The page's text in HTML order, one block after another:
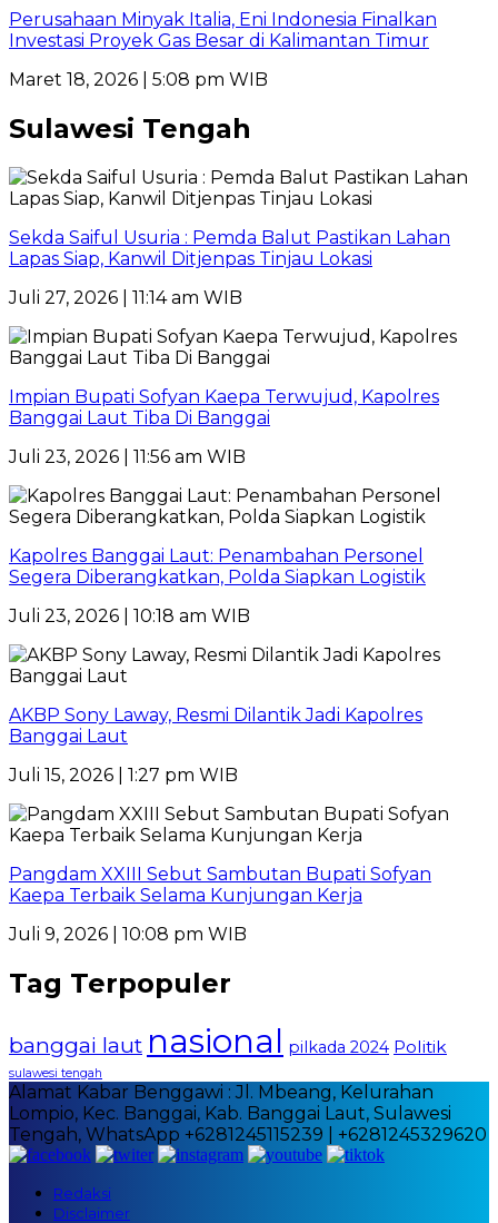
Perusahaan Minyak Italia, Eni Indonesia Finalkan
Investasi Proyek Gas Besar di Kalimantan Timur
Maret 18, 2026 | 5:08 pm WIB
Sulawesi Tengah
Sekda Saiful Usuria : Pemda Balut Pastikan Lahan
Lapas Siap, Kanwil Ditjenpas Tinjau Lokasi
Juli 27, 2026 | 11:14 am WIB
Impian Bupati Sofyan Kaepa Terwujud, Kapolres
Banggai Laut Tiba Di Banggai
Juli 23, 2026 | 11:56 am WIB
Kapolres Banggai Laut: Penambahan Personel
Segera Diberangkatkan, Polda Siapkan Logistik
Juli 23, 2026 | 10:18 am WIB
AKBP Sony Laway, Resmi Dilantik Jadi Kapolres
Banggai Laut
Juli 15, 2026 | 1:27 pm WIB
Pangdam XXIII Sebut Sambutan Bupati Sofyan
Kaepa Terbaik Selama Kunjungan Kerja
Juli 9, 2026 | 10:08 pm WIB
Tag Terpopuler
banggai laut nasional pilkada 2024 Politik
sulawesi tengah
Alamat Kabar Benggawi : Jl. Mbeang, Kelurahan
Lompio, Kec. Banggai, Kab. Banggai Laut, Sulawesi
Tengah, WhatsApp +6281245115239 | +6281245329620
Redaksi
Disclaimer